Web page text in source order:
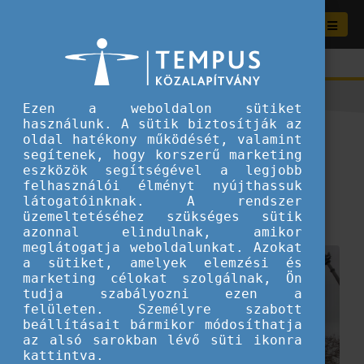
Barcelonában
Erasmuserkedtünk
2022.11.23.
Ifjúsági csere
Ezen a weboldalon sütiket
használunk. A sütik biztosítják az
oldal hatékony működését, valamint
segítenek, hogy korszerű marketing
eszközök segítségével a legjobb
felhasználói élményt nyújthassuk
látogatóinknak. A rendszer
üzemeltetéséhez szükséges sütik
azonnal elindulnak, amikor
meglátogatja weboldalunkat. Azokat
a sütiket, amelyek elemzési és
marketing célokat szolgálnak, Ön
tudja szabályozni ezen a
felületen. Személyre szabott
beállításait bármikor módosíthatja
az alsó sarokban lévő süti ikonra
kattintva.